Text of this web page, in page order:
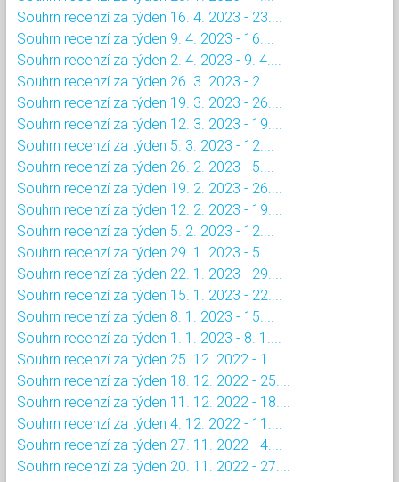
Souhrn recenzí za týden 16. 4. 2023 - 23....
Souhrn recenzí za týden 9. 4. 2023 - 16....
Souhrn recenzí za týden 2. 4. 2023 - 9. 4....
Souhrn recenzí za týden 26. 3. 2023 - 2....
Souhrn recenzí za týden 19. 3. 2023 - 26....
Souhrn recenzí za týden 12. 3. 2023 - 19....
Souhrn recenzí za týden 5. 3. 2023 - 12....
Souhrn recenzí za týden 26. 2. 2023 - 5....
Souhrn recenzí za týden 19. 2. 2023 - 26....
Souhrn recenzí za týden 12. 2. 2023 - 19....
Souhrn recenzí za týden 5. 2. 2023 - 12....
Souhrn recenzí za týden 29. 1. 2023 - 5....
Souhrn recenzí za týden 22. 1. 2023 - 29....
Souhrn recenzí za týden 15. 1. 2023 - 22....
Souhrn recenzí za týden 8. 1. 2023 - 15....
Souhrn recenzí za týden 1. 1. 2023 - 8. 1....
Souhrn recenzí za týden 25. 12. 2022 - 1....
Souhrn recenzí za týden 18. 12. 2022 - 25....
Souhrn recenzí za týden 11. 12. 2022 - 18....
Souhrn recenzí za týden 4. 12. 2022 - 11....
Souhrn recenzí za týden 27. 11. 2022 - 4....
Souhrn recenzí za týden 20. 11. 2022 - 27....